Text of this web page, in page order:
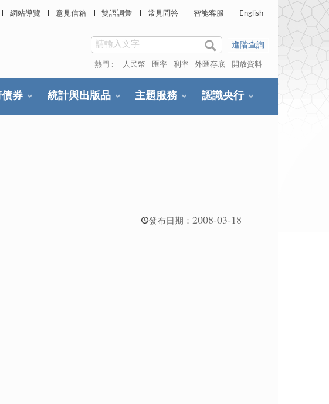
網站導覽 意見信箱 雙語詞彙 常見問答 智能客服 English
進階查詢
熱門 : 人民幣 匯率 利率 外匯存底 開放資料
債券 統計與出版品 主題服務 認識央行
發布日期： 2008-03-18